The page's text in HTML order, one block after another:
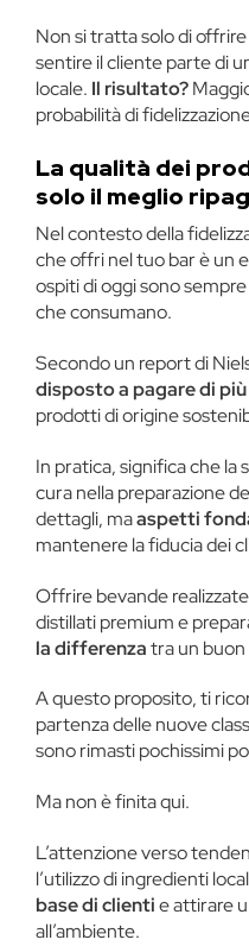
Non si tratta solo di
sentire il cliente parte di
locale. Il risultato?
probabilità di
La qualità dei
solo il meglio
Nel contesto della
che offri nel tuo bar è un
ospiti di oggi sono
che consumano.
Secondo un report di
disposto a pagare di più
prodotti di origine
In pratica, significa che la
cura nella preparazione
dettagli, maaspetti
mantenere la fiducia dei
Offrire bevande
distillati premium e
la differenzatra un
A questo proposito, ti
partenza delle nuove
sono rimasti pochissimi
Ma non è finita qui.
L’attenzione verso
l’utilizzo di ingredienti
base di clientie attirare
all’ambiente.